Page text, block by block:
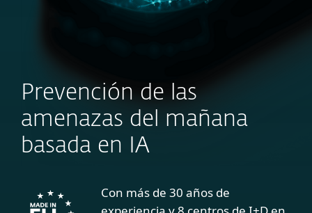
Prevención de las
amenazas del mañana
basada en IA
Con más de 30 años de